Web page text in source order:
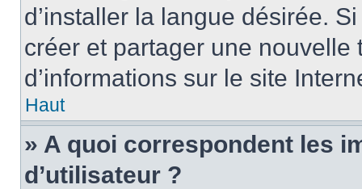
d’installer la langue désirée.
créer et partager une
d’informations sur le site
Haut
» A quoi correspondent les
d’utilisateur ?